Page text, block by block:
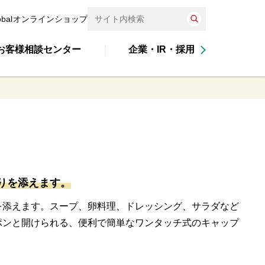
オンラインショップ
客様相談センター 企業・IR・採用
を添えます。
えます。スープ、卵料理、ドレッシング、サラダなど
と開けられる、便利で簡単なワンタッチ式のキャップ